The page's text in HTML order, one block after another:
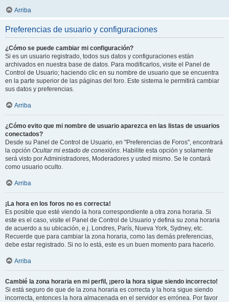
Arriba
Preferencias de usuario y configuraciones
¿Cómo se puede cambiar mi configuración?
Si es un usuario registrado, todos sus datos y configuraciones están
archivados en nuestra base de datos. Para modificarlos, visite el Panel de
Control de Usuario; haciendo clic en su nombre de usuario que se encuentra
en la parte superior de las páginas del foro. Este sistema le permitirá cambiar
sus datos y preferencias.
Arriba
¿Cómo evito que mi nombre de usuario aparezca en las listas de usuarios
conectados?
Desde su Panel de Control de Usuario, en "Preferencias de Foros", encontrará
la opción Ocultar mi estado de conexións. Habilite esta opción y solamente
será visto por Administradores, Moderadores y usted mismo. Se le contará
como usuario oculto.
Arriba
¡La hora en los foros no es correcta!
Es posible que esté viendo la hora correspondiente a otra zona horaria. Si
este es el caso, visite el Panel de Control de Usuario y defina su zona horaria
de acuerdo a su ubicación, e.j. Londres, París, Nueva York, Sydney, etc.
Recuerde que para cambiar la zona horaria, como las demás preferencias,
debe estar registrado. Si no lo está, este es un buen momento para hacerlo.
Arriba
Cambié la zona horaria en mi perfil, ¡pero la hora sigue siendo incorrecto!
Si está seguro de que de la zona horaria es correcta y la hora sigue siendo
incorrecta, entonces la hora almacenada en el servidor es errónea. Por favor